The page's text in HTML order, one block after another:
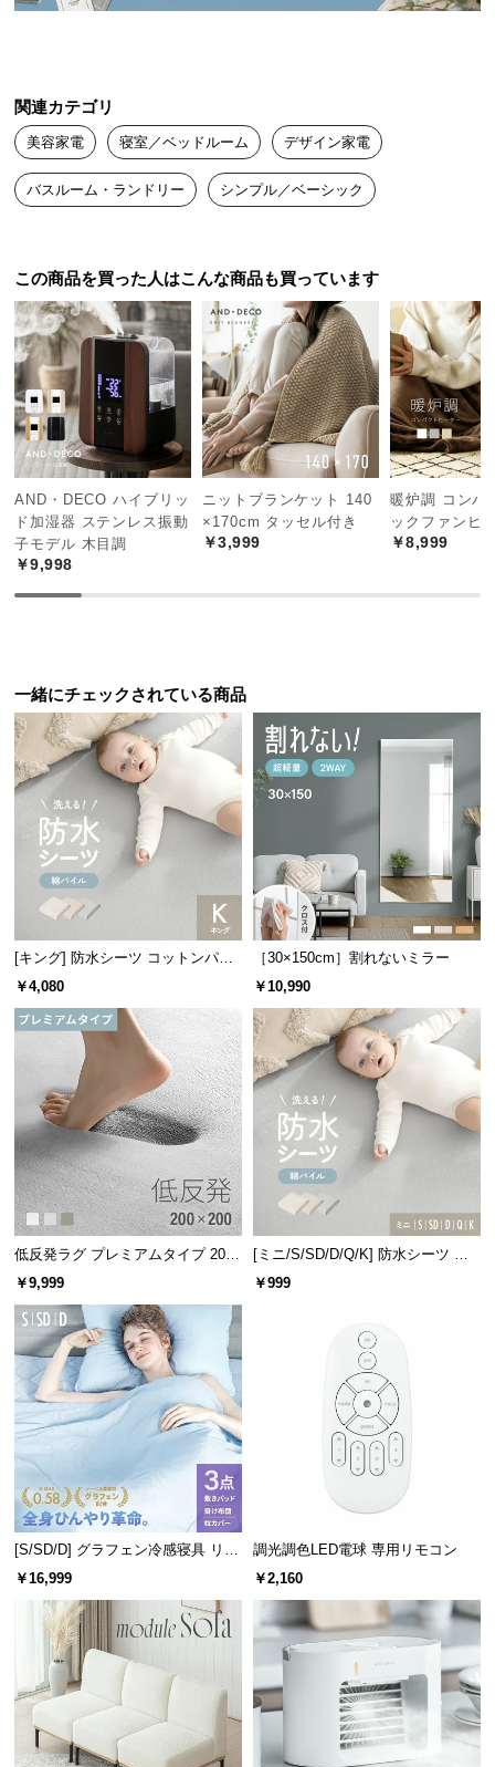
い
て
大
品
の
配
送
に
つ
い
て
中
型
商
に
つ
い
て
小
型
商
品
の
配
送
に
つ
開
梱
設
置
サ
ー
に
つ
い
て
搬
入
経
路
に
つ
い
て
返
品・
キ
ャ
関連カテゴリ
美容家電 寝室／ベッドルーム デザイン家電
バスルーム・ランドリー シンプル／ベーシック
この商品を買った人はこんな商品も買っています
AND・DECO ハイブリッ
ド加湿器 ステンレス振動
子モデル 木目調
￥9,998
ニットブランケット 140
×170cm タッセル付き
￥3,999
暖炉調 コンパ
ックファンヒ
￥8,999
一緒にチェックされている商品
[キング] 防水シーツ コットンパイ
ル
￥4,080
［30×150cm］割れないミラー
￥10,990
低反発ラグ プレミアムタイプ 200×
200cm
￥9,999
[ミニ/S/SD/D/Q/K] 防水シーツ コ
ットンパイル
￥999
[S/SD/D] グラフェン冷感寝具 リバ
ーシブル 3点セット 速乾 抗菌 洗え
￥16,999
調光調色LED電球 専用リモコン
￥2,160